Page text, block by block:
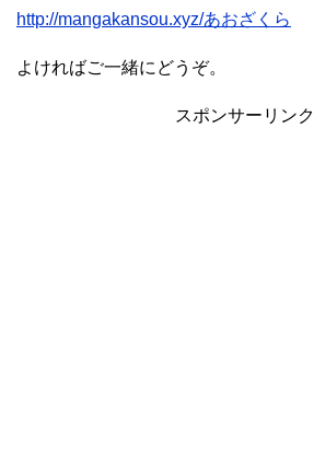
http://mangakansou.xyz/あおざくら
よければご一緒にどうぞ。
スポンサーリンク